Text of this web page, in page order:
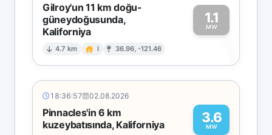
Gilroy'un 11 km doğu-
güneydoğusunda,
Kaliforniya
4.7 km I 36.96, -121.46
1.1
MW
1
18:36:57 02.08.2026
Pinnacles'in 6 km
kuzeybatısında, Kaliforniya
3.6
MW